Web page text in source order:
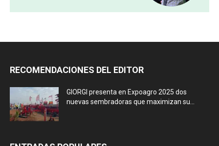
RECOMENDACIONES DEL EDITOR
GIORGI presenta en Expoagro 2025 dos
nuevas sembradoras que maximizan su...